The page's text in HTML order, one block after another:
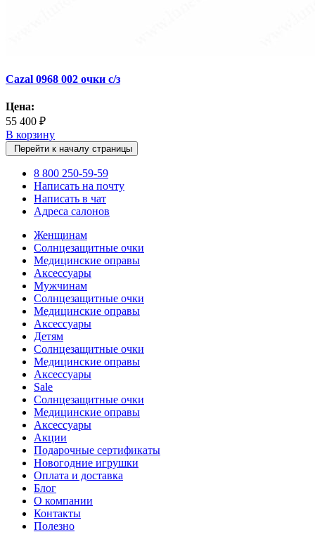
Cazal 0968 002 очки с/з
Цена:
55 400 ₽
В корзину
Перейти к началу страницы
8 800 250-59-59
Написать на почту
Написать в чат
Адреса салонов
Женщинам
Солнцезащитные очки
Медицинские оправы
Аксессуары
Мужчинам
Солнцезащитные очки
Медицинские оправы
Аксессуары
Детям
Солнцезащитные очки
Медицинские оправы
Аксессуары
Sale
Солнцезащитные очки
Медицинские оправы
Аксессуары
Акции
Подарочные сертификаты
Новогодние игрушки
Оплата и доставка
Блог
О компании
Контакты
Полезно